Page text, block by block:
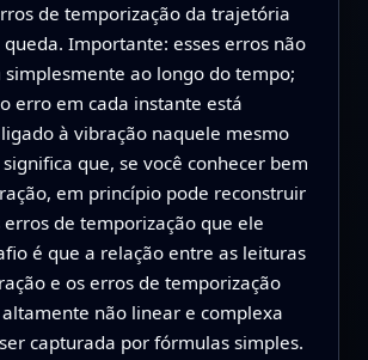
de temporização da trajetória
Importante: esses erros não
simplesmente ao longo do tempo;
erro em cada instante está
à vibração naquele mesmo
que, se você conhecer bem
em princípio pode reconstruir
erros de temporização que ele
é que a relação entre as leituras
e os erros de temporização
não linear e complexa
capturada por fórmulas simples.